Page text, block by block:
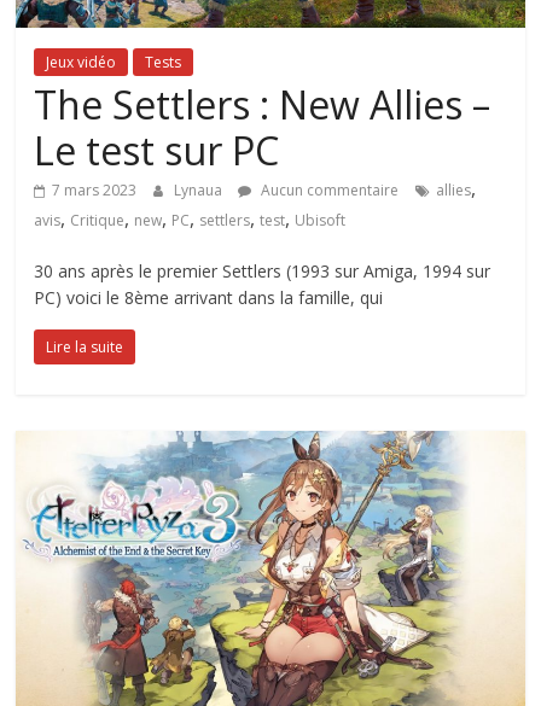
Jeux vidéo Tests
The Settlers : New Allies –
Le test sur PC
7 mars 2023 Lynaua Aucun commentaire allies,
avis, Critique, new, PC, settlers,test, Ubisoft
30 ans après le premier Settlers (1993 sur Amiga, 1994 sur
PC) voici le 8ème arrivant dans la famille, qui
Lire la suite